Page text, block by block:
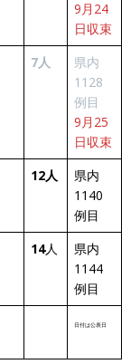
9月24
日収束
7人
県内
1128
例目
9月25
日収束
12人
県内
1140
例目
14人
県内
1144
例目
日付は公表日